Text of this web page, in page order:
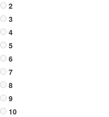
2
3
4
5
6
7
8
9
10